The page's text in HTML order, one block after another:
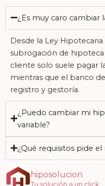
¿Es muy caro cambiar
Desde la Ley
subrogación de
cliente solo suele pagar
mientras que el banco
registro y gestoría.
¿Puedo cambiar mi
variable?
¿Qué requisitos pide
hiposolucion
Tu solución a un click